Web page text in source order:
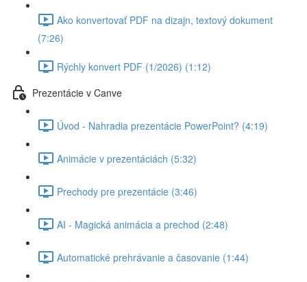
Ako konvertovať PDF na dizajn, textový dokument
(7:26)
Rýchly konvert PDF (1/2026) (1:12)
Prezentácie v Canve
Úvod - Nahradia prezentácie PowerPoint? (4:19)
Animácie v prezentáciách (5:32)
Prechody pre prezentácie (3:46)
AI - Magická animácia a prechod (2:48)
Automatické prehrávanie a časovanie (1:44)